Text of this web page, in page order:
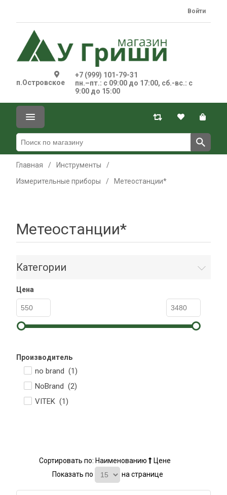
п.Островское
+7 (999) 101-79-31
пн.–пт.: с 09:00 до 17:00, сб.-вс.: с
9:00 до 15:00
Войти
Главная / Инструменты
/
Измерительные приборы
/ Метеостанции*
Метеостанции*
Категории
Цена
Производитель
no brand (1)
NoBrand (2)
VITEK (1)
Сортировать по: Наименованию
Цене
Показать по
на странице